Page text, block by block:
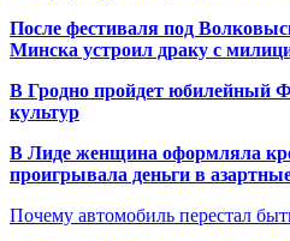
После фестиваля под
Минска устроил драку с
В Гродно пройдет юбилейный
культур
В Лиде женщина оформляла
проигрывала деньги в
Почему автомобиль перестал